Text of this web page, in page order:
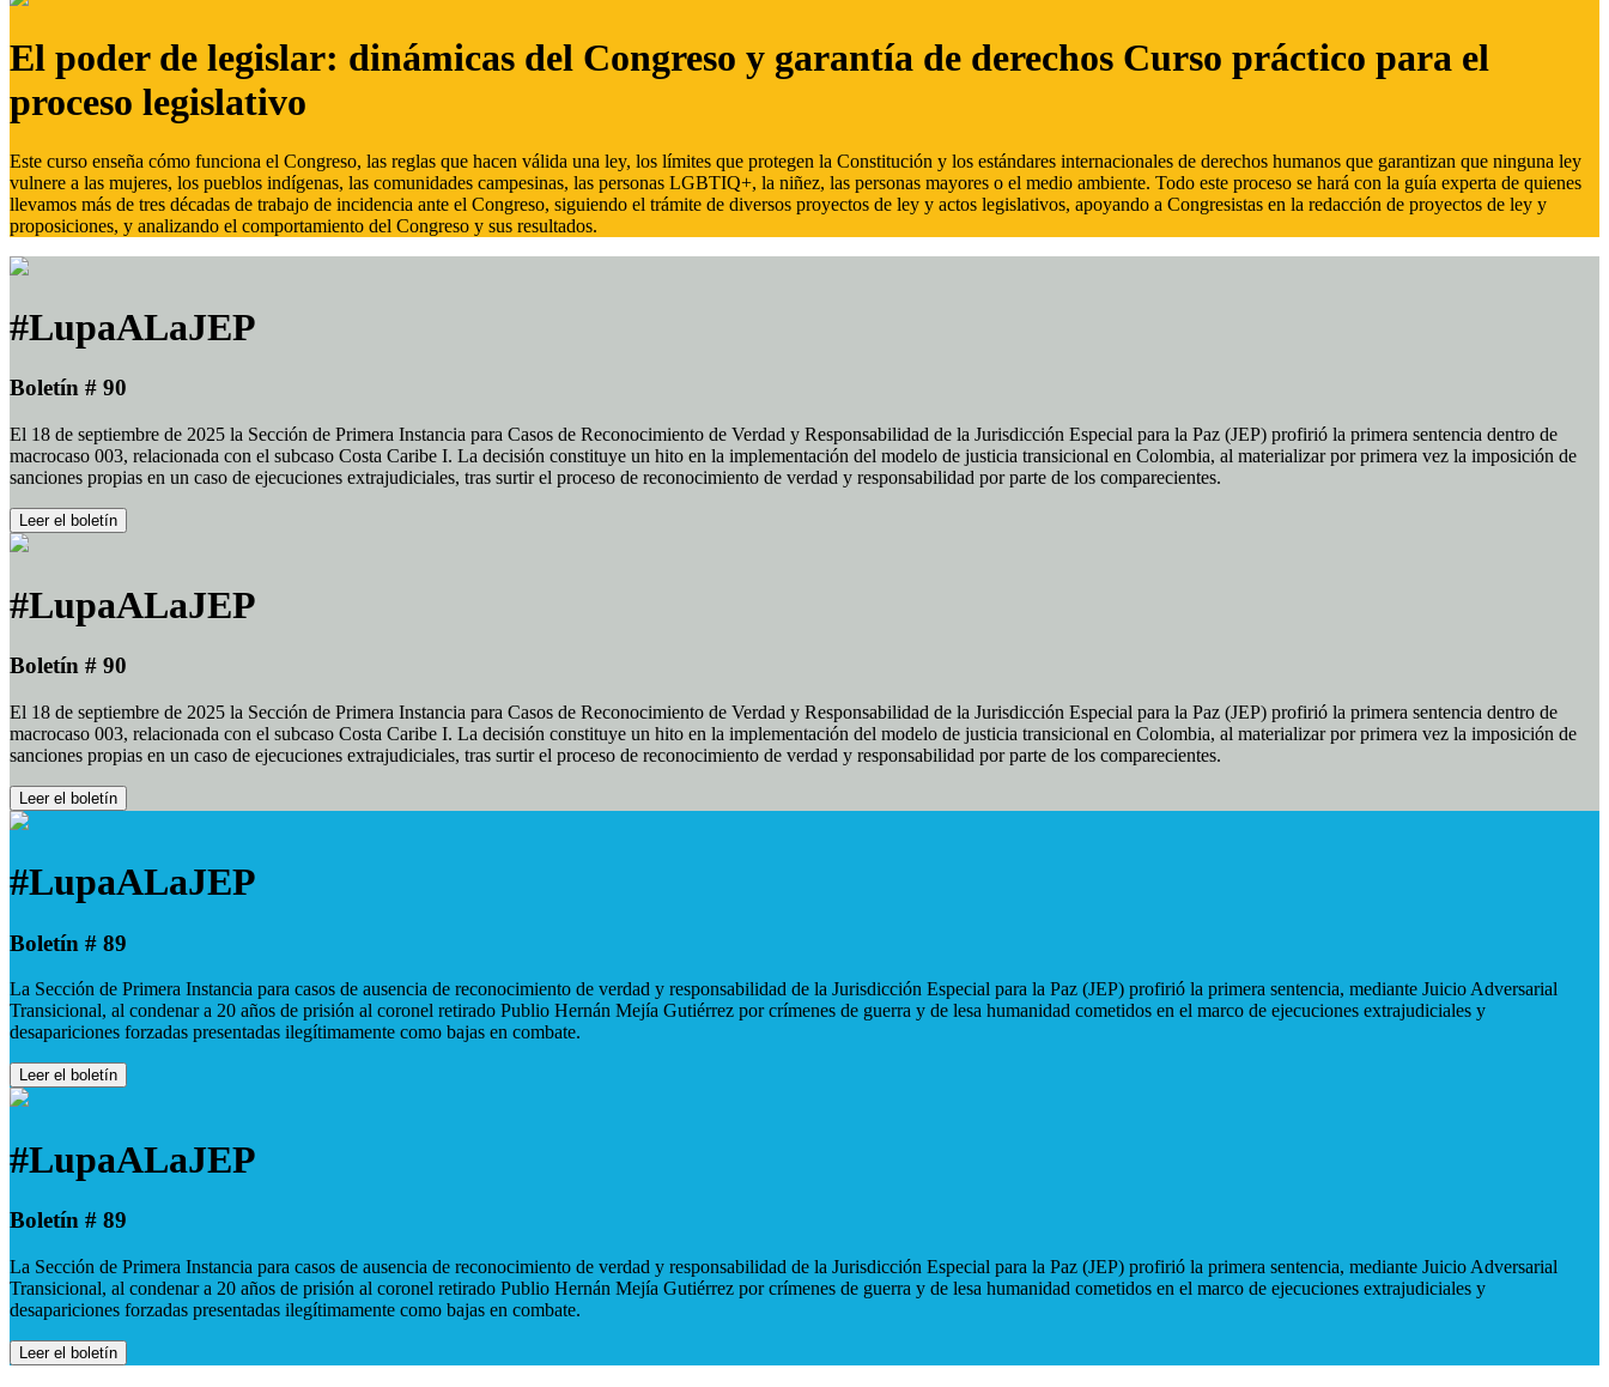
El poder de legislar: dinámicas del Congreso y garantía de derechos Curso práctico para el
proceso legislativo
Este curso enseña cómo funciona el Congreso, las reglas que hacen válida una ley, los límites que protegen la Constitución y los estándares internacionales de derechos humanos que garantizan que ninguna ley
vulnere a las mujeres, los pueblos indígenas, las comunidades campesinas, las personas LGBTIQ+, la niñez, las personas mayores o el medio ambiente. Todo este proceso se hará con la guía experta de quienes
llevamos más de tres décadas de trabajo de incidencia ante el Congreso, siguiendo el trámite de diversos proyectos de ley y actos legislativos, apoyando a Congresistas en la redacción de proyectos de ley y
proposiciones, y analizando el comportamiento del Congreso y sus resultados.
#LupaALaJEP
Boletín # 90
El 18 de septiembre de 2025 la Sección de Primera Instancia para Casos de Reconocimiento de Verdad y Responsabilidad de la Jurisdicción Especial para la Paz (JEP) profirió la primera sentencia dentro de
macrocaso 003, relacionada con el subcaso Costa Caribe I. La decisión constituye un hito en la implementación del modelo de justicia transicional en Colombia, al materializar por primera vez la imposición de
sanciones propias en un caso de ejecuciones extrajudiciales, tras surtir el proceso de reconocimiento de verdad y responsabilidad por parte de los comparecientes.
Leer el boletín
#LupaALaJEP
Boletín # 90
El 18 de septiembre de 2025 la Sección de Primera Instancia para Casos de Reconocimiento de Verdad y Responsabilidad de la Jurisdicción Especial para la Paz (JEP) profirió la primera sentencia dentro de
macrocaso 003, relacionada con el subcaso Costa Caribe I. La decisión constituye un hito en la implementación del modelo de justicia transicional en Colombia, al materializar por primera vez la imposición de
sanciones propias en un caso de ejecuciones extrajudiciales, tras surtir el proceso de reconocimiento de verdad y responsabilidad por parte de los comparecientes.
Leer el boletín
#LupaALaJEP
Boletín # 89
La Sección de Primera Instancia para casos de ausencia de reconocimiento de verdad y responsabilidad de la Jurisdicción Especial para la Paz (JEP) profirió la primera sentencia, mediante Juicio Adversarial
Transicional, al condenar a 20 años de prisión al coronel retirado Publio Hernán Mejía Gutiérrez por crímenes de guerra y de lesa humanidad cometidos en el marco de ejecuciones extrajudiciales y
desapariciones forzadas presentadas ilegítimamente como bajas en combate.
Leer el boletín
#LupaALaJEP
Boletín # 89
La Sección de Primera Instancia para casos de ausencia de reconocimiento de verdad y responsabilidad de la Jurisdicción Especial para la Paz (JEP) profirió la primera sentencia, mediante Juicio Adversarial
Transicional, al condenar a 20 años de prisión al coronel retirado Publio Hernán Mejía Gutiérrez por crímenes de guerra y de lesa humanidad cometidos en el marco de ejecuciones extrajudiciales y
desapariciones forzadas presentadas ilegítimamente como bajas en combate.
Leer el boletín